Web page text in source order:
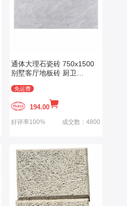
通体大理石瓷砖 750x1500
别墅客厅地板砖 厨卫
免运费
194.00
好评率100% 成交数：4800